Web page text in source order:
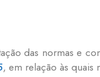
das normas e
, em relação às quais